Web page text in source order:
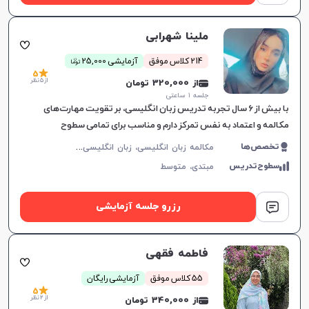
ملینا شهرابی
214 کلاس موفق آزمایشی 25,000 توما
ن
از 320,000 تومان
جلسه ۱ ساعتی
5
از 5 نظر
با بیش از ۶ سال تجربه تدریس زبان انگلیسی، بر تقویت مهارت‌های
مکالمه و اعتماد به نفس تمرکز دارم و مناسب برای تمامی سطوح
زبان‌آموزان هستم.
تخصص‌ها م
کالمه زبان انگلیسی، زبان انگلیسی عمومی، گرامر زبان انگلیسی، زبان انگلیسی آمریکایی، زبان انگلیسی کنکور سراسری، زبان انگلیسی هفتم دبیرستان، زبان انگلیسی هشتم دبیرستان، زبان انگلیسی نهم دبیرستان، زبان انگلیسی دهم دبیرستان، زبان انگلیسی یازدهم دبیرستان، زبان انگلیسی دوازدهم دبیرستان، زبان انگلیسی کودکان
سطوح‌تدریس مبتدی، متوسط
رزرو جلسه آزمایشی
فاطمه فقهی
55 کلاس موفق آزمایشی رایگان
از 340,000 تومان
5
از 2 نظر